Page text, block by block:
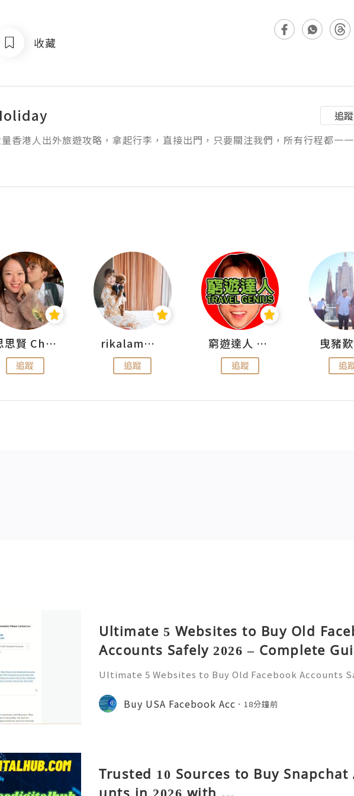
收藏
追蹤
香港人出外旅遊攻略，拿起行李，直接出門，只要關注我們，所有行程都一
思思賢 ChillMyBabe
追蹤
rikalammm
追蹤
窮遊達人 Mr.TravelGenius
追蹤
曳豬
追
Ultimate 5 Websites to Buy Old
Accounts Safely 2026 – Complete
Ultimate 5 Websites to Buy Old Facebook Accounts
e Contact us : ❤️🥰🌍➤Telegram: @usabestzone
sApp: +1 (612) 649-8194 ❤️🥰🌍➤Emai
Buy USA Facebook Acc 18分鐘前
Trusted 10 Sources to Buy Snapchat